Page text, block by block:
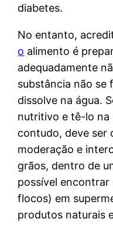
diabetes.
No entanto,
o alimento é
adequadamente
substância não se
dissolve na água.
nutritivo e tê-lo na
contudo, deve ser
moderação e
grãos, dentro de
possível encontrar
flocos) em
produtos naturais